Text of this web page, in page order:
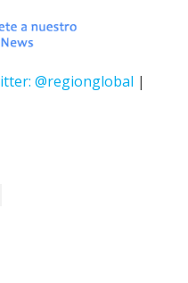
@regionglobal |